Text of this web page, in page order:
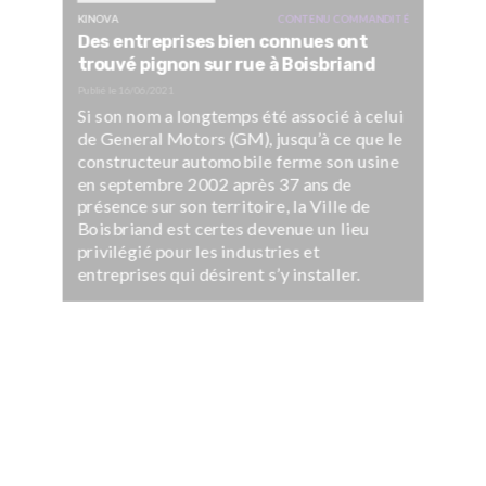
KINOVA CONTENU COMMANDITÉ
Des entreprises bien connues ont
trouvé pignon sur rue à Boisbriand
Si son nom a longtemps été associé à celui
de General Motors (GM), jusqu’à ce que le
constructeur automobile ferme son usine
en septembre 2002 après 37 ans de
présence sur son territoire, la Ville de
Boisbriand est certes devenue un lieu
privilégié pour les industries et
entreprises qui désirent s’y installer.